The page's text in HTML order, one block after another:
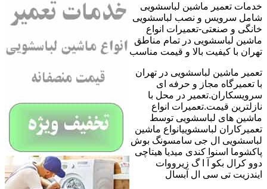
خدمات تعمیر ماشین لباسشویی
شامل سرویس و نصب لباسشویی
خانگی و صنعتی-تعمیرات انواع
ماشین لباسشویی در تمام مناطق
تهران با کیفیت بالا و قیمت مناسب
تعمیر ماشین لباسشویی در تهران
با تعمیرگاه مجاز و حرفه ای
سرویسکاران.تعمیر در محل با
نازلترین قیمت.تعمیرات انواع
ماشین های لباسشویی توسط
تعمیرکاران لباسشوییانواع ماشین
لباسشویی ال جی سامسونگ بوش
پاکشوما اسنوا کندی میدیا هیتاچی
دوو کرال بکو آ ا گ زیرووات
ایندزیت تی سی ال آبسال